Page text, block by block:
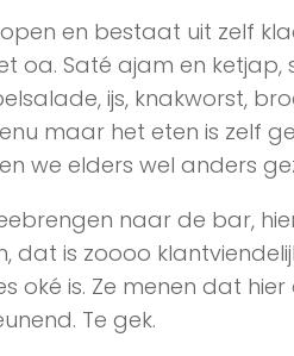
en bestaat uit zelf
oa. Saté ajam en
ijs, knakworst,
maar het eten is zelf
we elders wel anders
naar de bar,
dat is zoooo
oké is. Ze menen dat hier
Te gek.